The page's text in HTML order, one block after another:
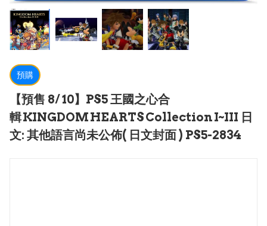
預購
【預售 8/ 10】PS5 王國之心合
輯 KINGDOM HEARTS Collection I~III 日
文: 其他語言尚未公佈( 日文封面 ) PS5-2834